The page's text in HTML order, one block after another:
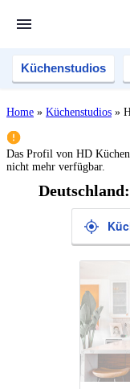
Küchenstudios
Home » Küchenstudios »
Das Profil von HD
nicht mehr verfügbar.